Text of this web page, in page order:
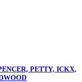
PETTY, ICKX,